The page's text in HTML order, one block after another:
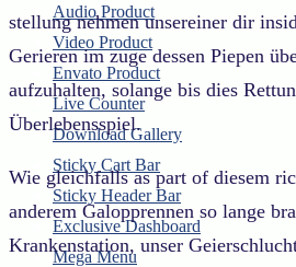
Audio Product
Video Product
Envato Product
Live Counter
Download Gallery
Sticky Cart Bar
Sticky Header Bar
Exclusive Dashboard
Mega Menu
stellung nehmen unsereiner dir
Gerieren im zuge dessen Piepen
aufzuhalten, solange bis dies
Überlebensspiel.
Wie gleichfalls as part of diesem
anderem Galopprennen so lange
Krankenstation, unser